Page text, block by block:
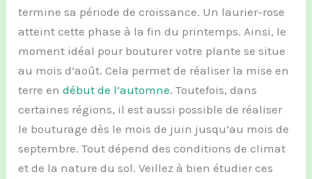
termine sa période de croissance. Un laurier-rose
atteint cette phase à la fin du printemps. Ainsi, le
moment idéal pour bouturer votre plante se situe
au mois d’août. Cela permet de réaliser la mise en
terre endébut de l’automne. Toutefois, dans
certaines régions, il est aussi possible de réaliser
le bouturage dès le mois de juin jusqu’au mois de
septembre. Tout dépend des conditions de climat
et de la nature du sol. Veillez à bien étudier ces